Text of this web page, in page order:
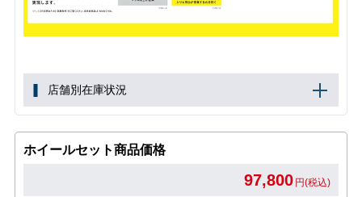
店舗別在庫状況
ホイールセット商品価格
97,800 円(税込)